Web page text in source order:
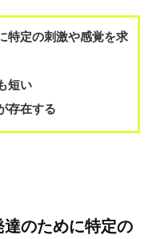
特定の刺激や感覚を求
短い
存在する
のために特定の